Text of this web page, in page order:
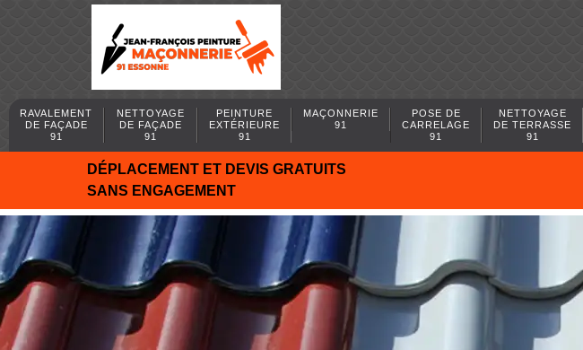
RAVALEMENT
DE FAÇADE
91
NETTOYAGE
DE FAÇADE
91
PEINTURE
EXTÉRIEURE
91
MAÇONNERIE
91
POSE DE
CARRELAGE
91
NETTOYAGE
DE TERRASSE
91
DÉPLACEMENT ET DEVIS GRATUITS
SANS ENGAGEMENT